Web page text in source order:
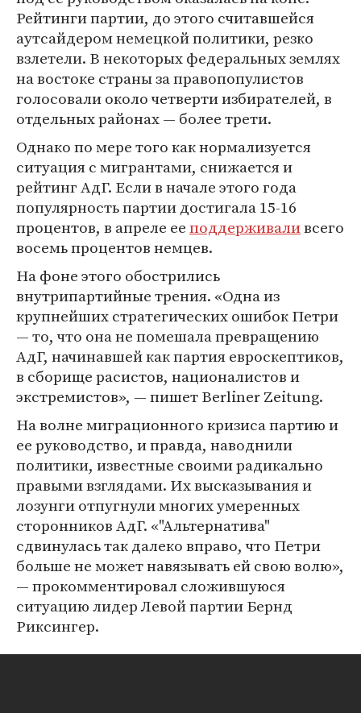
Рейтинги партии, до этого считавшейся
аутсайдером немецкой политики, резко
взлетели. В некоторых федеральных землях
на востоке страны за правопопулистов
голосовали около четверти избирателей, в
отдельных районах — более трети.
Однако по мере того как нормализуется
ситуация с мигрантами, снижается и
рейтинг АдГ. Если в начале этого года
популярность партии достигала 15-16
процентов, в апреле ееподдерживаливсего
восемь процентов немцев.
На фоне этого обострились
внутрипартийные трения. «Одна из
крупнейших стратегических ошибок Петри
— то, что она не помешала превращению
АдГ, начинавшей как партия евроскептиков,
в сборище расистов, националистов и
экстремистов», — пишет Berliner Zeitung.
На волне миграционного кризиса партию и
ее руководство, и правда, наводнили
политики, известные своими радикально
правыми взглядами. Их высказывания и
лозунги отпугнули многих умеренных
сторонников АдГ. «"Альтернатива"
сдвинулась так далеко вправо, что Петри
больше не может навязывать ей свою волю»,
— прокомментировал сложившуюся
ситуацию лидер Левой партии Бернд
Риксингер.